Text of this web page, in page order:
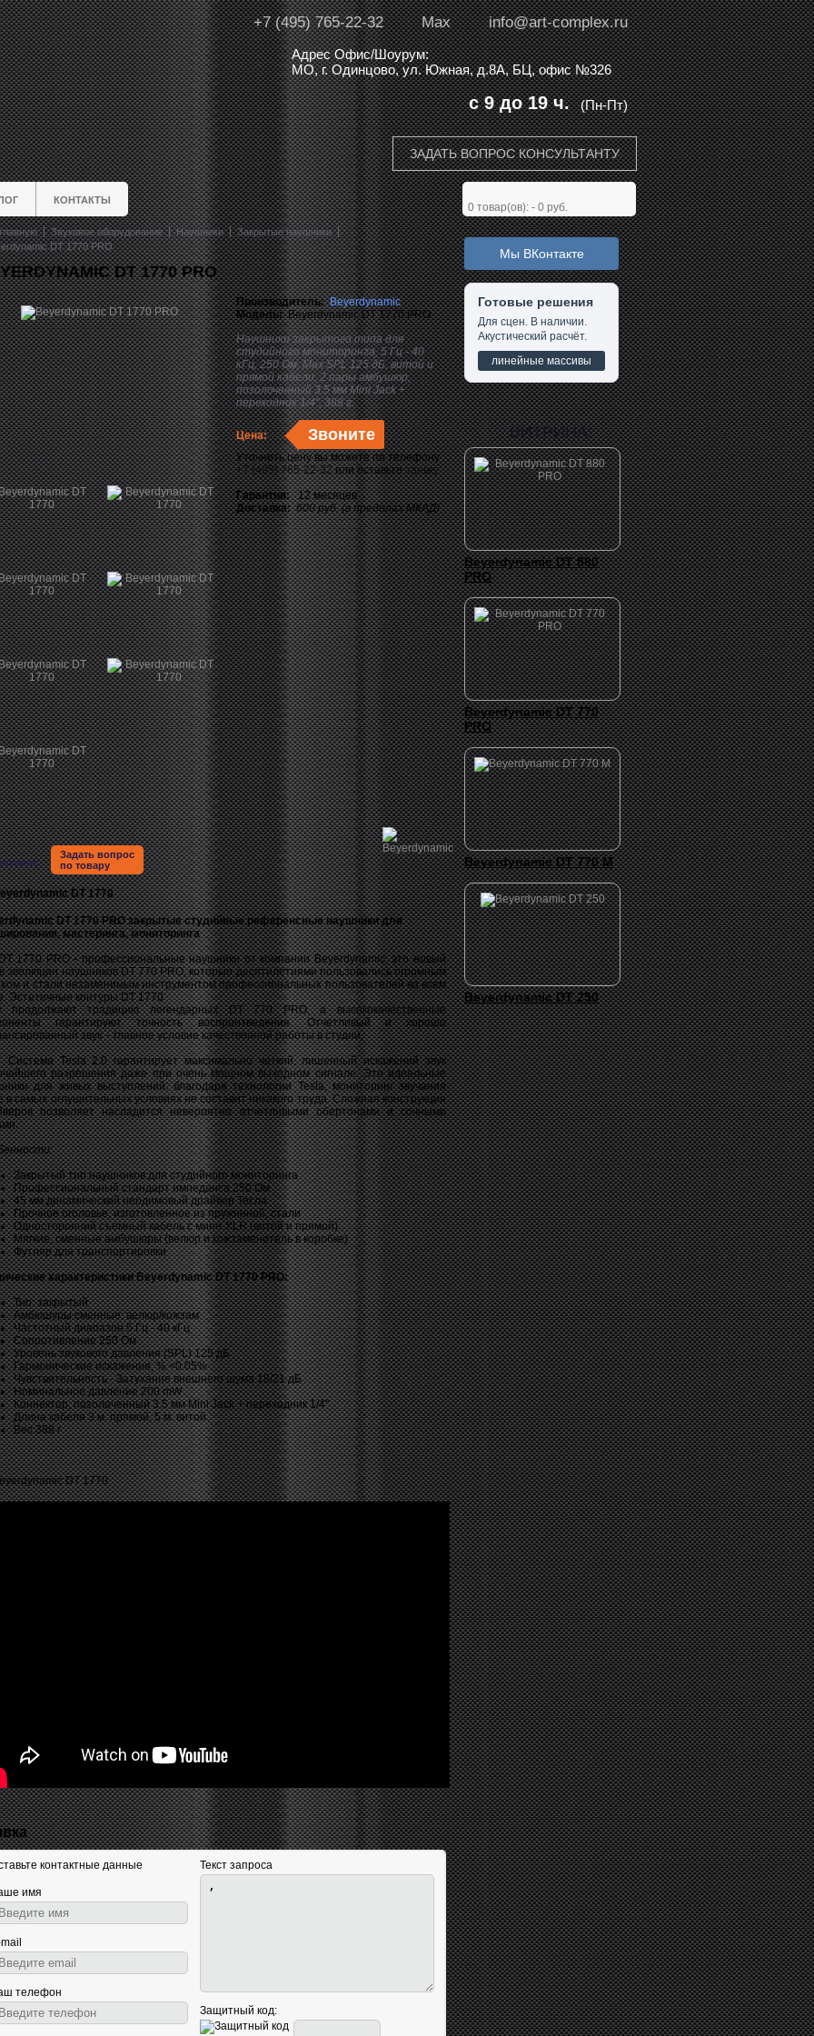
info@art-complex.ru
Max
+7 (495) 765-22-32
Адрес Офис/Шоурум:
МО, г. Одинцово, ул. Южная, д.8А, БЦ, офис №326
(Пн-Пт)
с 9 до 19 ч.
ЗАДАТЬ ВОПРОС КОНСУЛЬТАНТУ
КОНТАКТЫ
0 товар(ов): - 0 руб.
Звуковое оборудование Наушники
Закрытые наушники
DT 1770 PRO
DT 1770 PRO
Производитель: Beyerdynamic
Модель:Beyerdynamic DT 1770 PRO
Наушники закрытого типа для
студийного мониторинга, 5 Гц - 40
кГц, 250 Ом, Max SPL 125 дБ, витой и
прямой кабели, 2 пары амбушюр,
позолоченный 3.5 мм Mini Jack +
переходник 1/4", 388 г.
Цена: Звоните
Уточнить цену вы можете по телефону
+7 (495) 765-22-32или оставьтезаявку
Гарантия:12 месяцев
Доставка: 600 руб. (в пределах МКАД)
Задать вопрос
по товару
DT 1770 PROзакрытые студийные референсные наушники для
мастеринга, мониторинга
PRO - профессиональные наушники от компании Beyerdynamic, это новый
эволюции наушников DT 770 PRO, которые десятилетиями пользовались огромным
и стали незаменимым инструментом профессиональных пользователей во всем
Эстетичные контуры DT 1770
продолжают традицию легендарных DT 770 PRO, а высококачественные
гарантируют точность воспроизведения. Отчетливый и хорошо
звук – главное условие качественной работы в студии.
Tesla 2.0 гарантирует максимально четкий, лишенный искажений звук
разрешения даже при очень мощном выходном сигнале. Это идеальные
для живых выступлений: благодаря технологии Tesla, мониторинг звучания
в самых оглушительных условиях не составит никакого труда. Сложная конструкция
позволяет насладится невероятно отчетливыми обертонами и сочными
Закрытый тип наушников для студийного мониторинга
Профессиональный стандарт импеданса 250 Ом
45 мм динамический неодимовый драйвер Тесла
Прочное оголовье, изготовленное из пружинной, стали
Односторонний съемный кабель с мини-XLR (витой и прямой)
Мягкие, сменные амбушюры (велюр и кожзаменитель в коробке)
Футляр для транспортировки
характеристики Beyerdynamic DT 1770 PRO:
Тип: закрытый
Амбюшуры сменные: велюр/кожзам
Частотный диапазон 5 Гц - 40 кГц
Сопротивление 250 Ом
Уровень звукового давления (SPL) 125 дБ
Гармонические искажения, % <0.05%
Чувствительность - Затухание внешнего шума 18/21 дБ
Номинальное давление 200 mW
Коннектор, позолоченный 3.5 мм Mini Jack + переходник 1/4"
Длина кабеля 3 м. прямой, 5 м. витой
Вес 388 г
контактные данные
имя
телефон
Текст запроса
Защитный код:
Мы ВКонтакте
Готовые решения
Для сцен. В наличии.
Акустический расчёт.
линейные массивы
ВИТРИНА:
Beyerdynamic DT 880
PRO
Beyerdynamic DT 770
PRO
Beyerdynamic DT 770 M
Beyerdynamic DT 250